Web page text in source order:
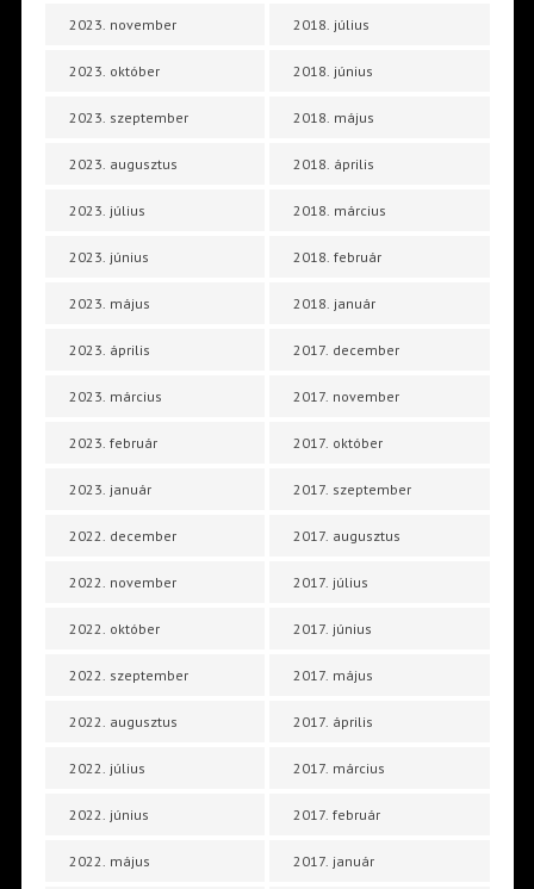
2023. november
2023. október
2023. szeptember
2023. augusztus
2023. július
2023. június
2023. május
2023. április
2023. március
2023. február
2023. január
2022. december
2022. november
2022. október
2022. szeptember
2022. augusztus
2022. július
2022. június
2022. május
2018. július
2018. június
2018. május
2018. április
2018. március
2018. február
2018. január
2017. december
2017. november
2017. október
2017. szeptember
2017. augusztus
2017. július
2017. június
2017. május
2017. április
2017. március
2017. február
2017. január